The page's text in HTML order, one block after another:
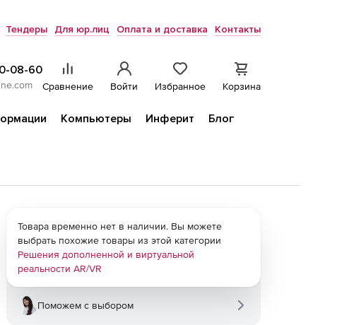
Тендеры Для юр.лиц Оплата и доставка Контакты
08-60
Сравнение Войти Избранное Корзина
Компьютеры Инферит
Блог
Товара временно нет в наличии. Вы можете
выбрать похожие товары из этой категории
Решения дополненной и виртуальной
реальности AR/VR
Поможем с выбором